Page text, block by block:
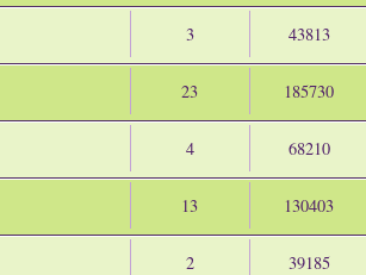
3 43813
23 185730
4 68210
13 130403
2 39185